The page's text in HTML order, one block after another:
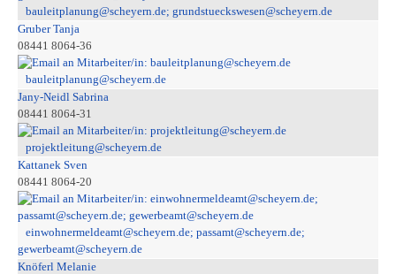
bauleitplanung@scheyern.de; grundstueckswesen@scheyern.de
Gruber Tanja
08441 8064-36
bauleitplanung@scheyern.de
Jany-Neidl Sabrina
08441 8064-31
projektleitung@scheyern.de
Kattanek Sven
08441 8064-20
einwohnermeldeamt@scheyern.de; passamt@scheyern.de;
gewerbeamt@scheyern.de
Knöferl Melanie